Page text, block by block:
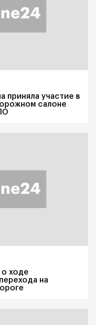
приняла участие в
салоне
о ходе
на